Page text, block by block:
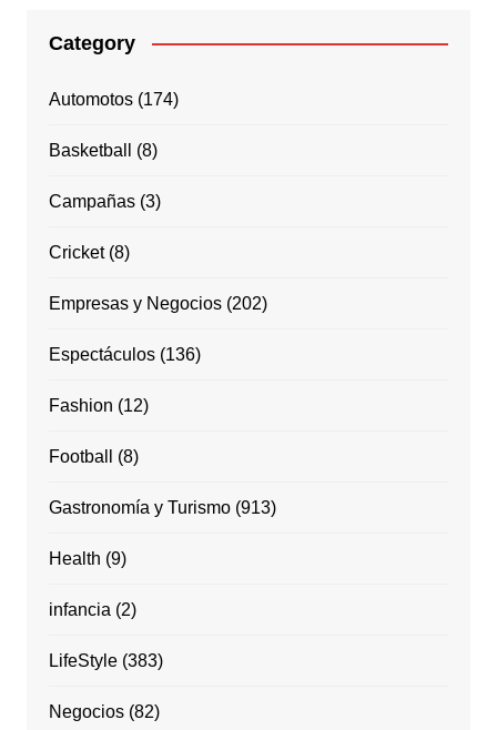
Category
Automotos(174)
Basketball (8)
Campañas(3)
Cricket(8)
Empresas y Negocios(202)
Espectáculos(136)
Fashion (12)
Football (8)
Gastronomía y Turismo(913)
Health (9)
infancia (2)
LifeStyle(383)
Negocios(82)